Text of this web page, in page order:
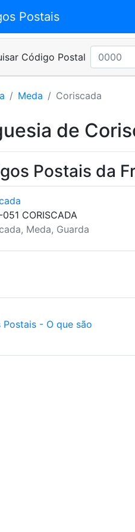
Postais
Código Postal
Meda Coriscada
de
Postais da
CORISCADA
Meda, Guarda
Postais - O que são